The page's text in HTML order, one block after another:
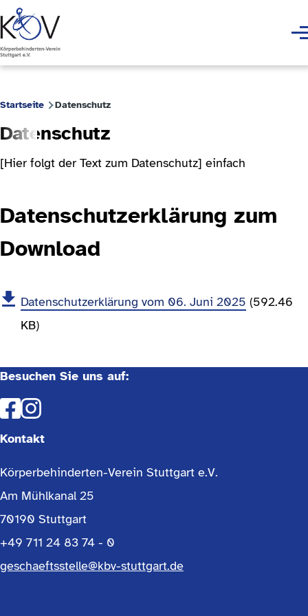
Skip to main content
Startseite Datenschutz
Datenschutz
[Hier folgt der Text zum Datenschutz] einfach
Datenschutzerklärung zum
Download
Datenschutzerklärung vom 06. Juni 2025 (592.46
KB)
Besuchen Sie uns auf:
Kontakt
Körperbehinderten-Verein Stuttgart e.V.
Am Mühlkanal 25
70190 Stuttgart
+49 711 24 83 74 - 0
geschaeftsstelle@kbv-stuttgart.de